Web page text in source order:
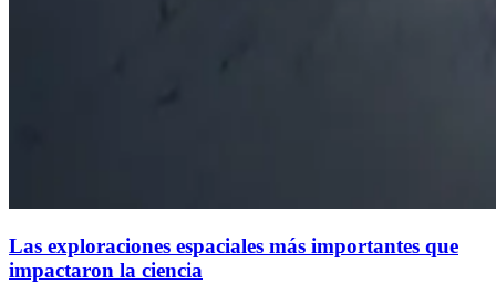
Las exploraciones espaciales más importantes que
impactaron la ciencia